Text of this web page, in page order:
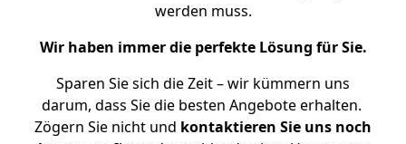
werden muss.
Wir haben immer die perfekte Lösung für Sie.
Sparen Sie sich die Zeit – wir kümmern uns
darum, dass Sie die besten Angebote erhalten.
Zögern Sie nicht und kontaktieren Sie uns noch